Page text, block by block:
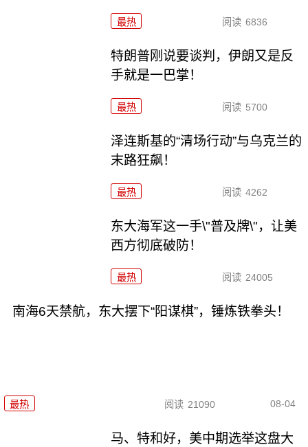
最热 阅读 6836
特朗普刚说要谈判，伊朗又是反
手就是一巴掌！
最热 阅读 5700
泽连斯基的“清场行动”与乌克兰的
末路狂飙！
最热 阅读 4262
东大海军这一手\"普及牌\"，让美
西方彻底破防！
最热 阅读 24005
南海6天禁航，东大摆下“阳谋棋”，锤炼铁拳头！
最热 阅读 21090 08-04
马、特和好，美中期选举这盘大